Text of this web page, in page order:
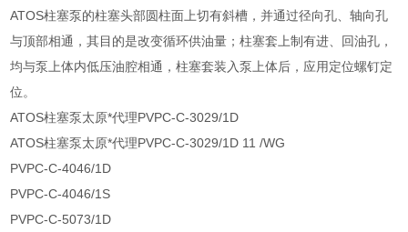
ATOS柱塞泵的柱塞头部圆柱面上切有斜槽，并通过径向孔、轴向孔
与顶部相通，其目的是改变循环供油量；柱塞套上制有进、回油孔，
均与泵上体内低压油腔相通，柱塞套装入泵上体后，应用定位螺钉定
位。
ATOS柱塞泵太原*代理PVPC-C-3029/1D
ATOS柱塞泵太原*代理PVPC-C-3029/1D 11 /WG
PVPC-C-4046/1D
PVPC-C-4046/1S
PVPC-C-5073/1D